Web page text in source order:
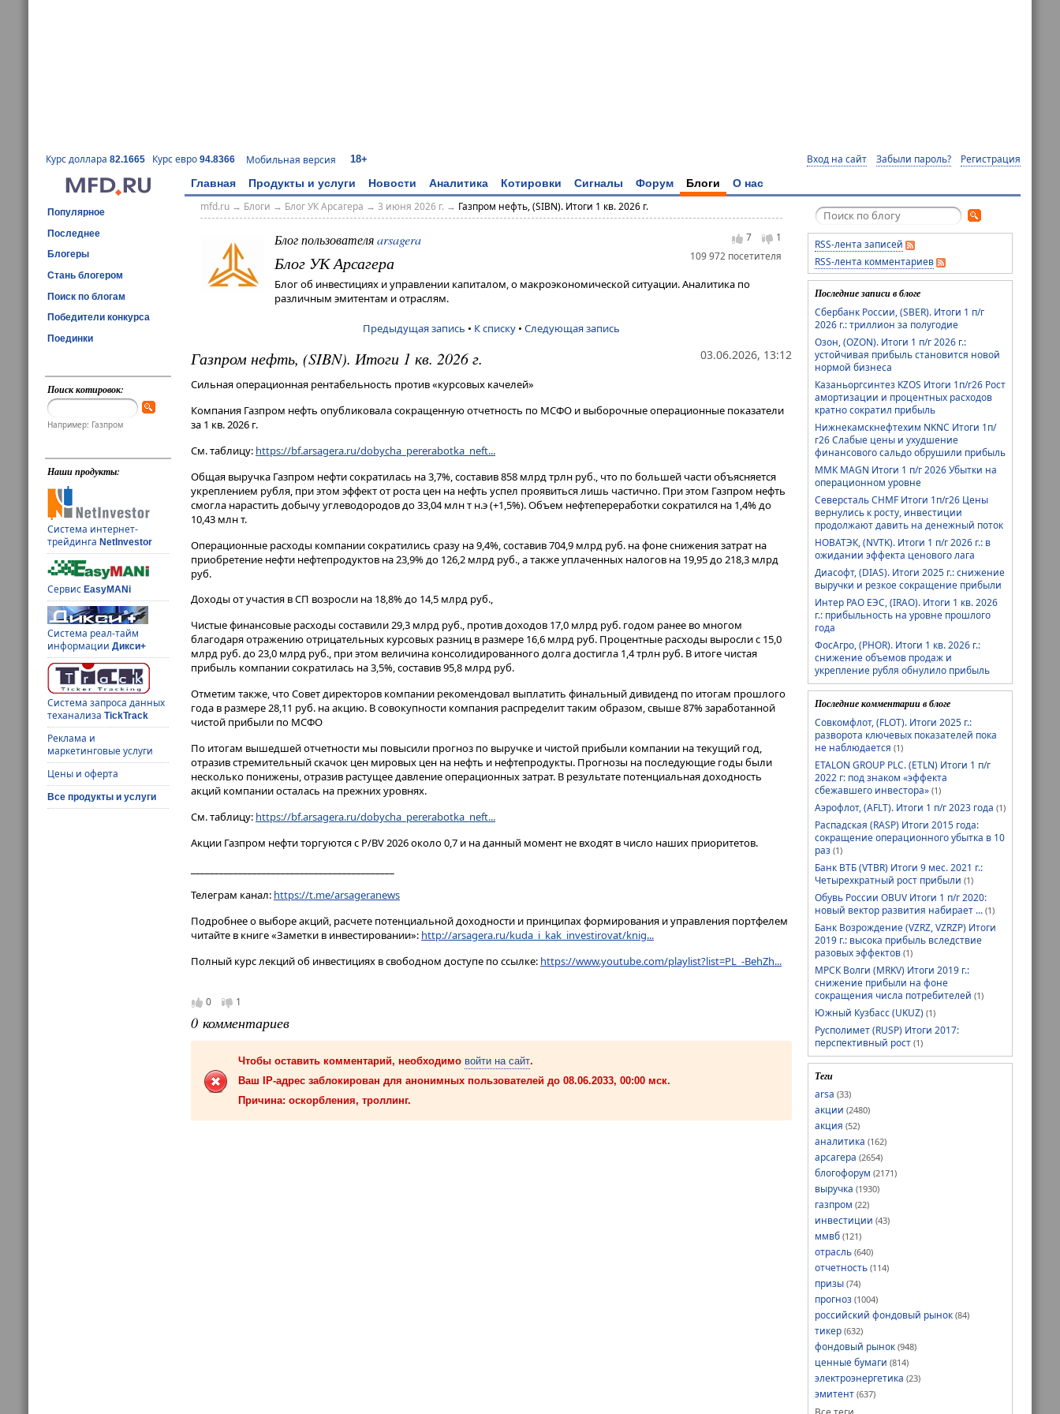
Курс доллара 82.1665 Курс евро 94.8366 Мобильная версия 18+ Вход на сайт Забыли пароль? Регистрация
Главная Продукты и услуги Новости Аналитика Котировки Сигналы Форум Блоги О нас
Популярное
Последнее
Блогеры
Стань блогером
Поиск по блогам
Победители конкурса
Поединки
Поиск котировок:
Например: Газпром
Наши продукты:
Система интернет-
трейдингаNetInvestor
СервисEasyMANi
Система реал-тайм
информацииДикси+
Система запроса данных
теханализаTickTrack
Реклама и
маркетинговые услуги
Цены и оферта
Все продукты и услуги
mfd.ru→ Блоги → Блог УК Арсагера → 3 июня 2026 г. → Газпром нефть, (SIBN). Итоги 1 кв. 2026 г.
7
1
109 972 посетителя
Блог пользователяarsagera
Блог УК Арсагера
Блог об инвестициях и управлении капиталом, о макроэкономической ситуации. Аналитика по
различным эмитентам и отраслям.
Предыдущая запись • К списку • Следующая запись
03.06.2026, 13:12
Газпром нефть, (SIBN). Итоги 1 кв. 2026 г.
Сильная операционная рентабельность против «курсовых качелей»
Компания Газпром нефть опубликовала сокращенную отчетность по МСФО и выборочные операционные показатели
за 1 кв. 2026 г.
См. таблицу: https://bf.arsagera.ru/dobycha_pererabotka_neft...
Общая выручка Газпром нефти сократилась на 3,7%, составив 858 млрд трлн руб., что по большей части объясняется
укреплением рубля, при этом эффект от роста цен на нефть успел проявиться лишь частично. При этом Газпром нефть
смогла нарастить добычу углеводородов до 33,04 млн т н.э (+1,5%). Объем нефтепереработки сократился на 1,4% до
10,43 млн т.
Операционные расходы компании сократились сразу на 9,4%, составив 704,9 млрд руб. на фоне снижения затрат на
приобретение нефти нефтепродуктов на 23,9% до 126,2 млрд руб., а также уплаченных налогов на 19,95 до 218,3 млрд
руб.
Доходы от участия в СП возросли на 18,8% до 14,5 млрд руб.,
Чистые финансовые расходы составили 29,3 млрд руб., против доходов 17,0 млрд руб. годом ранее во многом
благодаря отражению отрицательных курсовых разниц в размере 16,6 млрд руб. Процентные расходы выросли с 15,0
млрд руб. до 23,0 млрд руб., при этом величина консолидированного долга достигла 1,4 трлн руб. В итоге чистая
прибыль компании сократилась на 3,5%, составив 95,8 млрд руб.
Отметим также, что Совет директоров компании рекомендовал выплатить финальный дивиденд по итогам прошлого
года в размере 28,11 руб. на акцию. В совокупности компания распределит таким образом, свыше 87% заработанной
чистой прибыли по МСФО
По итогам вышедшей отчетности мы повысили прогноз по выручке и чистой прибыли компании на текущий год,
отразив стремительный скачок цен мировых цен на нефть и нефтепродукты. Прогнозы на последующие годы были
несколько понижены, отразив растущее давление операционных затрат. В результате потенциальная доходность
акций компании осталась на прежних уровнях.
См. таблицу: https://bf.arsagera.ru/dobycha_pererabotka_neft...
Акции Газпром нефти торгуются с P/BV 2026 около 0,7 и на данный момент не входят в число наших приоритетов.
Телеграм канал: https://t.me/arsageranews
Подробнее о выборе акций, расчете потенциальной доходности и принципах формирования и управления портфелем
читайте в книге «Заметки в инвестировании»: http://arsagera.ru/kuda_i_kak_investirovat/knig...
Полный курс лекций об инвестициях в свободном доступе по ссылке: https://www.youtube.com/playlist?list=PL_-BehZh...
0 1
0 комментариев
Чтобы оставить комментарий, необходимо войти на сайт.
Ваш IP-адрес заблокирован для анонимных пользователей до 08.06.2033, 00:00 мск.
Причина: оскорбления, троллинг.
RSS-лента записей
RSS-лента комментариев
Последние записи в блоге
Сбербанк России, (SBER). Итоги 1 п/г
2026 г.: триллион за полугодие
Озон, (OZON). Итоги 1 п/г 2026 г.:
устойчивая прибыль становится новой
нормой бизнеса
Казаньоргсинтез KZOS Итоги 1п/г26 Рост
амортизации и процентных расходов
кратно сократил прибыль
Нижнекамскнефтехим NKNC Итоги 1п/
г26 Слабые цены и ухудшение
финансового сальдо обрушили прибыль
ММК MAGN Итоги 1 п/г 2026 Убытки на
операционном уровне
Северсталь CHMF Итоги 1п/г26 Цены
вернулись к росту, инвестиции
продолжают давить на денежный поток
НОВАТЭК, (NVTK). Итоги 1 п/г 2026 г.: в
ожидании эффекта ценового лага
Диасофт, (DIAS). Итоги 2025 г.: снижение
выручки и резкое сокращение прибыли
Интер РАО ЕЭС, (IRAO). Итоги 1 кв. 2026
г.: прибыльность на уровне прошлого
года
ФосАгро, (PHOR). Итоги 1 кв. 2026 г.:
снижение объемов продаж и
укрепление рубля обнулило прибыль
Последние комментарии в блоге
Совкомфлот, (FLOT). Итоги 2025 г.:
разворота ключевых показателей пока
не наблюдается (1)
ETALON GROUP PLC. (ETLN) Итоги 1 п/г
2022 г: под знаком «эффекта
сбежавшего инвестора» (1)
Аэрофлот, (AFLT). Итоги 1 п/г 2023 года (1)
Распадская (RASP) Итоги 2015 года:
сокращение операционного убытка в 10
раз (1)
Банк ВТБ (VTBR) Итоги 9 мес. 2021 г.:
Четырехкратный рост прибыли (1)
Обувь России OBUV Итоги 1 п/г 2020:
новый вектор развития набирает ... (1)
Банк Возрождение (VZRZ, VZRZP) Итоги
2019 г.: высока прибыль вследствие
разовых эффектов (1)
МРСК Волги (MRKV) Итоги 2019 г.:
снижение прибыли на фоне
сокращения числа потребителей (1)
Южный Кузбасс (UKUZ) (1)
Русполимет (RUSP) Итоги 2017:
перспективный рост (1)
Теги
arsa (33)
акции (2480)
акция (52)
аналитика (162)
арсагера (2654)
блогофорум (2171)
выручка (1930)
газпром (22)
инвестиции (43)
ммвб (121)
отрасль (640)
отчетность (114)
призы (74)
прогноз (1004)
российский фондовый рынок (84)
тикер (632)
фондовый рынок (948)
ценные бумаги (814)
электроэнергетика (23)
эмитент (637)